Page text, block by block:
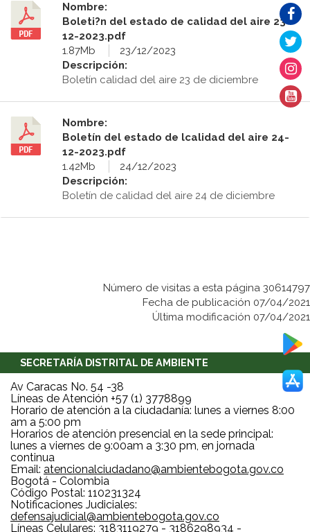
Nombre:
Boleti?n del estado de calidad del aire 23-
12-2023.pdf
1.87Mb
23/12/2023
Descripción:
Boletín calidad del aire 23 de diciembre
Nombre:
Boletín del estado de lcalidad del aire 24-
12-2023.pdf
1.42Mb
24/12/2023
Descripción:
Boletín de calidad del aire 24 de diciembre
Número de visitas a esta página 30614797
Fecha de publicación 07/04/2021
Última modificación 07/04/2021
SECRETARÍA DISTRITAL DE AMBIENTE
Av Caracas No. 54 -38
Líneas de Atención +57 (1) 3778899
Horario de atención a la ciudadanía: lunes a viernes 8:00
am a 5:00 pm
Horarios de atención presencial en la sede principal:
lunes a viernes de 9:00am a 3:30 pm, en jornada
continua
Email: atencionalciudadano@ambientebogota.gov.co
Bogotá - Colombia
Código Postal: 110231324
Notificaciones Judiciales:
defensajudicial@ambientebogota.gov.co
Líneas Celulares: 3183119279 - 3186298934 -